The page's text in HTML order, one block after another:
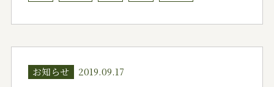
お知らせ 2019.09.17